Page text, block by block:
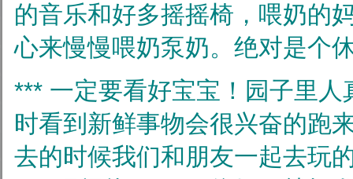
的音乐和好多摇摇椅，喂奶的
心来慢慢喂奶泵奶。绝对是个
*** 一定要看好宝宝！园子里人
时看到新鲜事物会很兴奋的跑
去的时候我们和朋友一起去玩